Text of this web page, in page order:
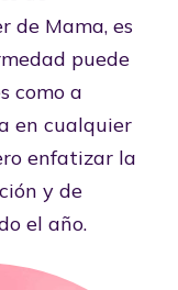
de Mama, es
puede
como a
en cualquier
enfatizar la
y de
el año.